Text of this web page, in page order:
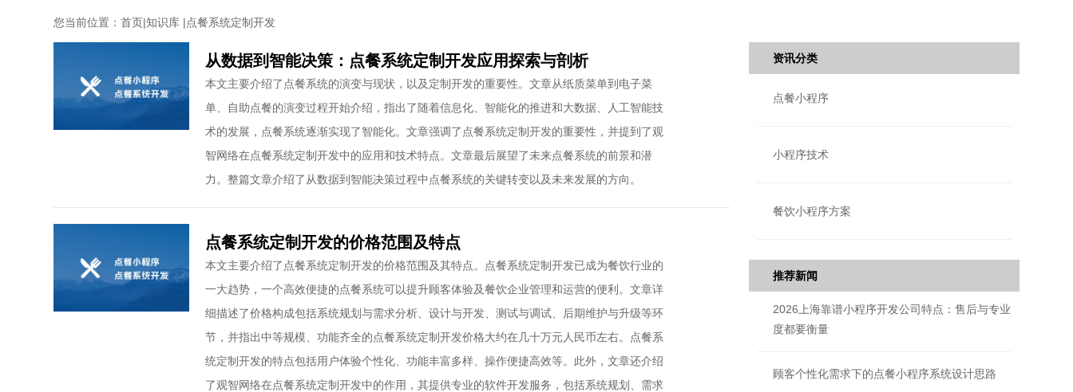
您当前位置：首页|知识库 |点餐系统定制开发
从数据到智能决策：点餐系统定制开发应用探索与剖析
本文主要介绍了点餐系统的演变与现状，以及定制开发的重要性。文章从纸质菜单到电子菜
单、自助点餐的演变过程开始介绍，指出了随着信息化、智能化的推进和大数据、人工智能技
术的发展，点餐系统逐渐实现了智能化。文章强调了点餐系统定制开发的重要性，并提到了观
智网络在点餐系统定制开发中的应用和技术特点。文章最后展望了未来点餐系统的前景和潜
力。整篇文章介绍了从数据到智能决策过程中点餐系统的关键转变以及未来发展的方向。
点餐系统定制开发的价格范围及特点
本文主要介绍了点餐系统定制开发的价格范围及其特点。点餐系统定制开发已成为餐饮行业的
一大趋势，一个高效便捷的点餐系统可以提升顾客体验及餐饮企业管理和运营的便利。文章详
细描述了价格构成包括系统规划与需求分析、设计与开发、测试与调试、后期维护与升级等环
节，并指出中等规模、功能齐全的点餐系统定制开发价格大约在几十万元人民币左右。点餐系
统定制开发的特点包括用户体验个性化、功能丰富多样、操作便捷高效等。此外，文章还介绍
了观智网络在点餐系统定制开发中的作用，其提供专业的软件开发服务，包括系统规划、需求
资讯分类
点餐小程序
小程序技术
餐饮小程序方案
推荐新闻
2026上海靠谱小程序开发公司特点：售后与专业
度都要衡量
顾客个性化需求下的点餐小程序系统设计思路